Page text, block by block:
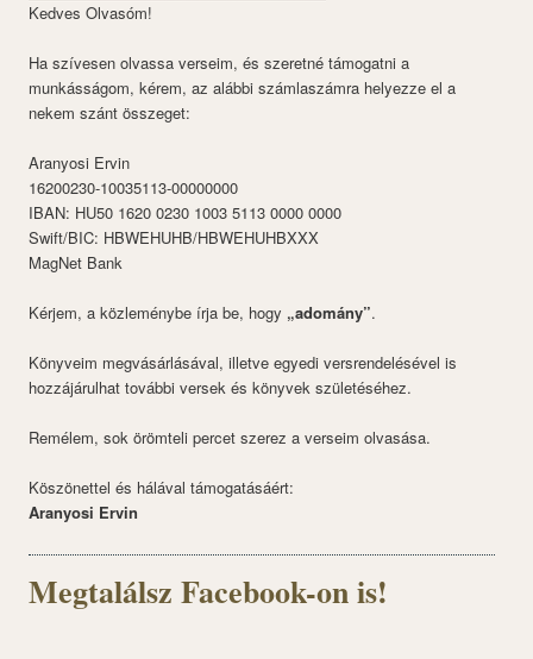
Kedves Olvasóm!
Ha szívesen olvassa verseim, és szeretné támogatni a
munkásságom, kérem, az alábbi számlaszámra helyezze el a
nekem szánt összeget:
Aranyosi Ervin
16200230-10035113-00000000
IBAN: HU50 1620 0230 1003 5113 0000 0000
Swift/BIC: HBWEHUHB/HBWEHUHBXXX
MagNet Bank
Kérjem, a közleménybe írja be, hogy „adomány”.
Könyveim megvásárlásával, illetve egyedi versrendelésével is
hozzájárulhat további versek és könyvek születéséhez.
Remélem, sok örömteli percet szerez a verseim olvasása.
Köszönettel és hálával támogatásáért:
Aranyosi Ervin
Megtalálsz Facebook-on is!